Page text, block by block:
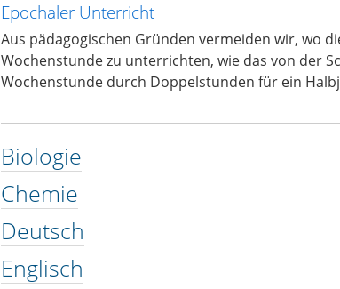
Epochaler Unterricht
Aus pädagogischen Gründen vermeiden wir, wo
Wochenstunde zu unterrichten, wie das von der
Wochenstunde durch Doppelstunden für ein
Biologie
Chemie
Deutsch
Englisch